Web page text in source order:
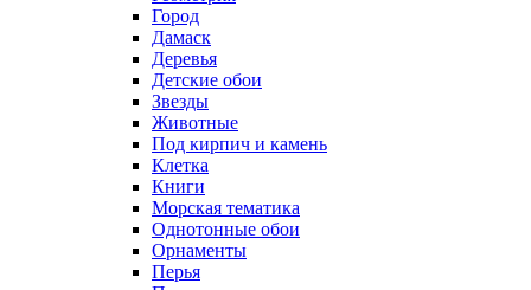
Город
Дамаск
Деревья
Детские обои
Звезды
Животные
Под кирпич и камень
Клетка
Книги
Морская тематика
Однотонные обои
Орнаменты
Перья